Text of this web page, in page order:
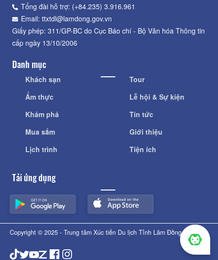
Tổng đài hỗ trợ: (+84.235) 3.916.961
Email: ttxtdl@lamdong.gov.vn
Giấy phép: 311/GP-BC do Cục Báo chí - Bộ Văn hóa Thông tin
cấp ngày 13/10/2006
Danh mục
Khách sạn
Ẩm thực
Khám phá
Mua sắm
Lịch trình
Tour
Lễ hội & Sự kiện
Tin tức
Giới thiệu
Tiện ích
Tải ứng dụng
Copyright © 2025 - Trung tâm Xúc tiến Du lịch Tỉnh Lâm Đồng